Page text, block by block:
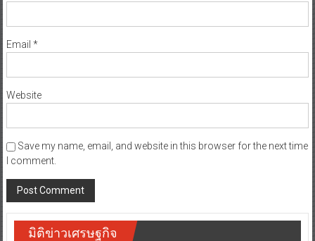
Email *
Website
Save my name, email, and website in this browser for the next time
I comment.
มิติข่าวเศรษฐกิจ